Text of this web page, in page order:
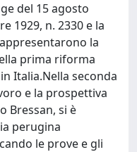
del 15 agosto
1929, n. 2330 e la
la
prima riforma
Italia.Nella seconda
e la prospettiva
Bressan, si è
perugina
le prove e gli